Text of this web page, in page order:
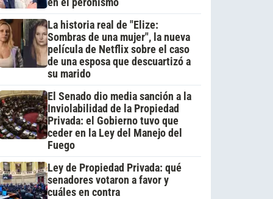
La historia real de "Elize:
Sombras de una mujer", la nueva
película de Netflix sobre el caso
de una esposa que descuartizó a
su marido
El Senado dio media sanción a la
Inviolabilidad de la Propiedad
Privada: el Gobierno tuvo que
ceder en la Ley del Manejo del
Fuego
Ley de Propiedad Privada: qué
senadores votaron a favor y
cuáles en contra